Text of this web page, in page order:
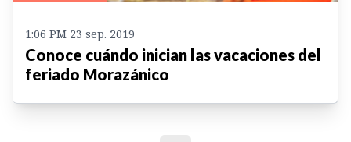
1:06 PM 23 sep. 2019
Conoce cuándo inician las vacaciones del
feriado Morazánico